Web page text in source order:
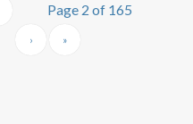
Page 2 of 165
› »